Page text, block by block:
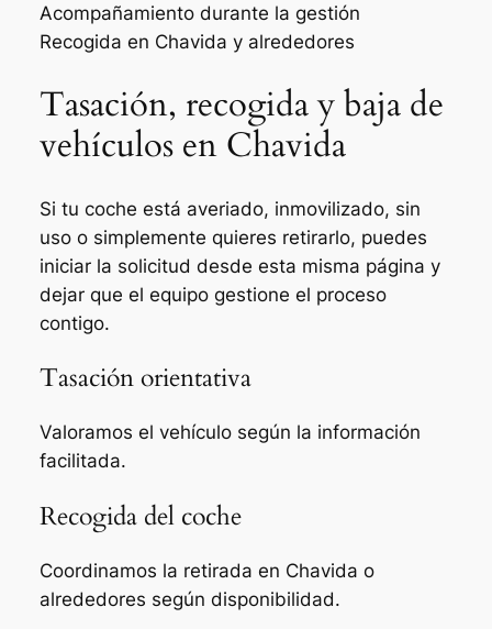
Acompañamiento durante la gestión
Recogida en Chavida y alrededores
Tasación, recogida y baja de
vehículos en Chavida
Si tu coche está averiado, inmovilizado, sin
uso o simplemente quieres retirarlo, puedes
iniciar la solicitud desde esta misma página y
dejar que el equipo gestione el proceso
contigo.
Tasación orientativa
Valoramos el vehículo según la información
facilitada.
Recogida del coche
Coordinamos la retirada en Chavida o
alrededores según disponibilidad.